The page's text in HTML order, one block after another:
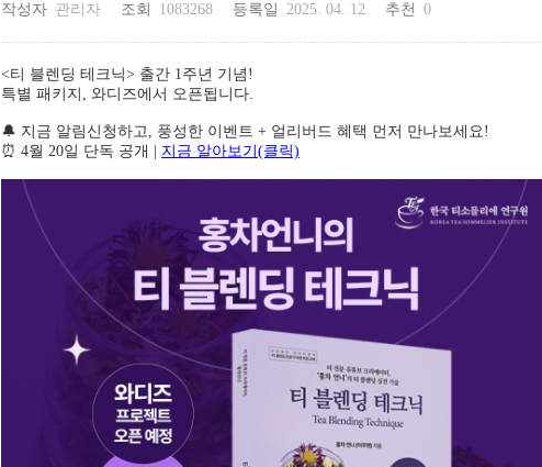
작성자 관리자 조회 1083268 등록일 2025. 04. 12 추천 0
<티 블렌딩 테크닉> 출간 1주년 기념!
특별 패키지, 와디즈에서 오픈됩니다.
🔔 지금 알림신청하고, 풍성한 이벤트 + 얼리버드 혜택 먼저 만나보세요!
⏰ 4월 20일 단독 공개 | 지금 알아보기(클릭)